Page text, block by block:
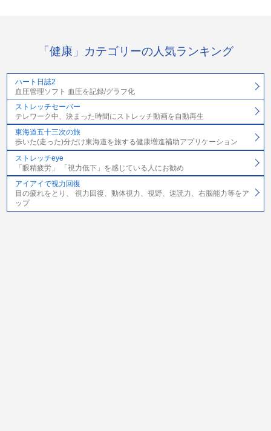
「健康」カテゴリーの人気ランキング
ハート日誌2
血圧管理ソフト 血圧を記録/グラフ化
ストレッチセーバー
テレワーク中、決まった時間にストレッチ動画を自動再生
東海道五十三次の旅
歩いた(走った)分だけ東海道を旅する健康増進補助アプリケーション
ストレッチeye
「眼精疲労」 「視力低下」を感じている人にお勧め
アイアイで視力回復
目の疲れをとり、 視力回復、動体視力、視野、速読力、右脳能力等をア
ップ